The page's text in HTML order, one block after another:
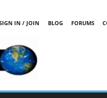
IN / JOIN BLOG FORUMS